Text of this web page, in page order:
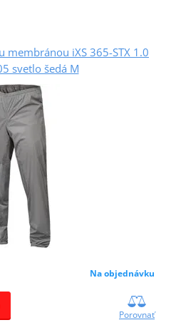
membránou iXS 365-STX 1.0
svetlo šedá M
Na objednávku
Porovnať